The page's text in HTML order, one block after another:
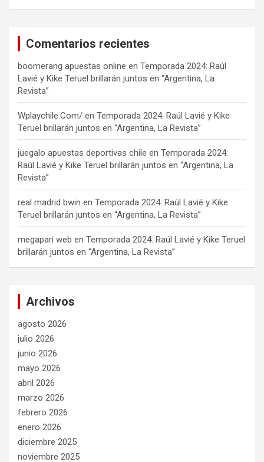
Comentarios recientes
boomerang apuestas online en Temporada 2024: Raúl
Lavié y Kike Teruel brillarán juntos en “Argentina, La
Revista”
Wplaychile.Com/ en Temporada 2024: Raúl Lavié y Kike
Teruel brillarán juntos en “Argentina, La Revista”
juegalo apuestas deportivas chile en Temporada 2024:
Raúl Lavié y Kike Teruel brillarán juntos en “Argentina, La
Revista”
real madrid bwin en Temporada 2024: Raúl Lavié y Kike
Teruel brillarán juntos en “Argentina, La Revista”
megapari web en Temporada 2024: Raúl Lavié y Kike Teruel
brillarán juntos en “Argentina, La Revista”
Archivos
agosto 2026
julio 2026
junio 2026
mayo 2026
abril 2026
marzo 2026
febrero 2026
enero 2026
diciembre 2025
noviembre 2025